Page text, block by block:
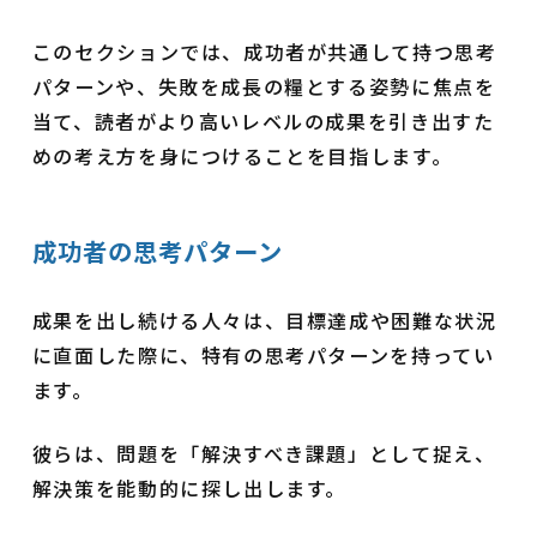
このセクションでは、成功者が共通して持つ思考
パターンや、失敗を成長の糧とする姿勢に焦点を
当て、読者がより高いレベルの成果を引き出すた
めの考え方を身につけることを目指します。
成功者の思考パターン
成果を出し続ける人々は、目標達成や困難な状況
に直面した際に、特有の思考パターンを持ってい
ます。
彼らは、問題を「解決すべき課題」として捉え、
解決策を能動的に探し出します。